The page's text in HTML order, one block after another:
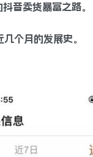
音卖货暴富之路。
个月的发展史。